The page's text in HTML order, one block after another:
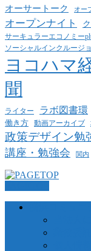
オーサートーク オー
オープンナイト
サーキュラーエコノミー
ソーシャルインクルージ
ヨコハマ
聞
ライター ラボ図書環
働き方 動画アーカイブ
政策デザイン勉
講座・勉強会 関内